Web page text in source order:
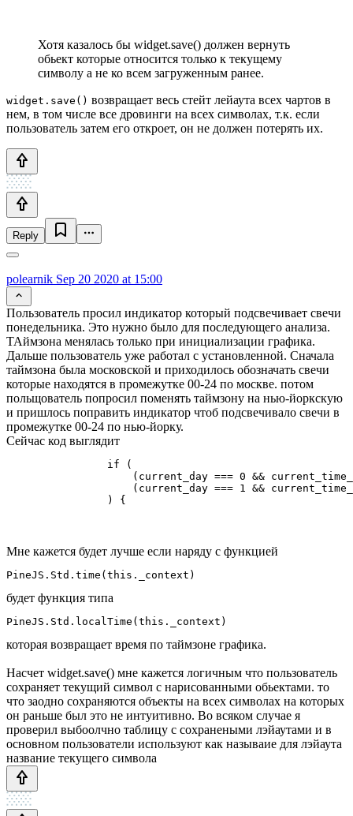
Хотя казалось бы widget.save() должен вернуть
обьект которые относится только к текущему
символу а не ко всем загруженным ранее.
widget.save() возвращает весь стейт лейаута всех чартов в
нем, в том числе все дровинги на всех символах, т.к. если
пользователь затем его откроет, он не должен потерять их.
Reply
polearnik Sep 20 2020 at 15:00
Пользователь просил индикатор который подсвечивает свечи
понедельника. Это нужно было для последующего анализа.
ТАймзона менялась только при инициализации графика.
Дальше пользователь уже работал с установленной. Сначала
таймзона была московской и приходилось обозначать свечи
которые находятся в промежутке 00-24 по москве. потом
польщователь попросил поменять таймзону на нью-йоркскую
и пришлось поправить индикатор чтоб подсвечивало свечи в
промежутке 00-24 по нью-йорку.
Сейчас код выглядит
                if (
(current_day === 0 &&
(current_day === 1 &&
                ) {
Мне кажется будет лучше если наряду с функцией
PineJS.Std.time(this._context)
будет функция типа
которая возвращает время по таймзоне графика.
Насчет widget.save() мне кажется логичным что пользователь
сохраняет текущий символ с нарисованными обьектами. то
что заодно сохраняются объекты на всех символах на которых
он раньше был это не интуитивно. Во всяком случае я
проверил выбоолчно таблицу с сохранеными лэйаутами и в
основном пользователи используют как называие для лэйаута
название текущего символа